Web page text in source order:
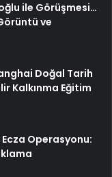
ile Görüşmesi…
ve
Doğal Tarih
Kalkınma Eğitim
Operasyonu: